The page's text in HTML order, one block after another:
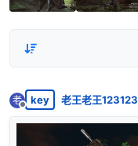
老
离线
key 老王老王123123